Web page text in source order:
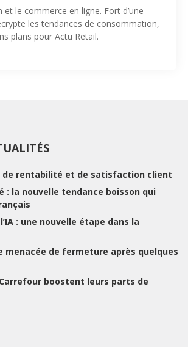
le commerce en ligne. Fort d’une
les tendances de consommation,
plans pour Actu Retail.
de rentabilité et de satisfaction client
la nouvelle tendance boisson qui
: une nouvelle étape dans la
menacée de fermeture après quelques
boostent leurs parts de